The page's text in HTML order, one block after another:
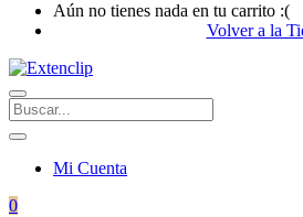
Aún no tienes nada en tu carrito :(
Volver a la
Mi Cuenta
0